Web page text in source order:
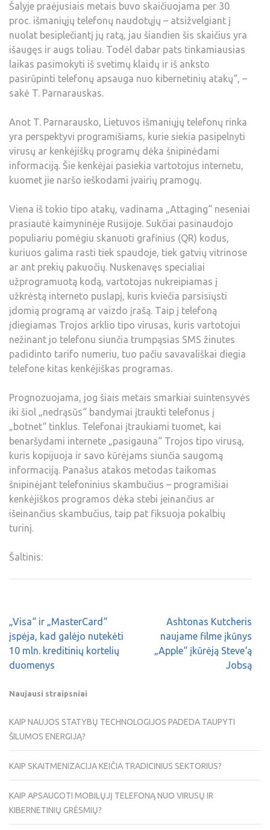
Šalyje praėjusiais metais buvo skaičiuojama per 30
proc. išmaniųjų telefonų naudotųjų – atsižvelgiant į
nuolat besiplečiantį jų ratą, jau šiandien šis skaičius yra
išaugęs ir augs toliau. Todėl dabar pats tinkamiausias
laikas pasimokyti iš svetimų klaidų ir iš anksto
pasirūpinti telefonų apsauga nuo kibernetinių atakų“, –
sakė T. Parnarauskas.
Anot T. Parnarausko, Lietuvos išmaniųjų telefonų rinka
yra perspektyvi programišiams, kurie siekia pasipelnyti
virusų ar kenkėjiškų programų dėka šnipinėdami
informaciją. Šie kenkėjai pasiekia vartotojus internetu,
kuomet jie naršo ieškodami įvairių pramogų.
Viena iš tokio tipo atakų, vadinama „Attaging“ neseniai
prasiautė kaimyninėje Rusijoje. Sukčiai pasinaudojo
populiariu pomėgiu skanuoti grafinius (QR) kodus,
kuriuos galima rasti tiek spaudoje, tiek gatvių vitrinose
ar ant prekių pakuočių. Nuskenavęs specialiai
užprogramuotą kodą, vartotojas nukreipiamas į
užkrėstą interneto puslapį, kuris kviečia parsisiųsti
įdomią programą ar vaizdo įrašą. Taip į telefoną
įdiegiamas Trojos arklio tipo virusas, kuris vartotojui
nežinant jo telefonu siunčia trumpąsias SMS žinutes
padidinto tarifo numeriu, tuo pačiu savavališkai diegia
telefone kitas kenkėjiškas programas.
Prognozuojama, jog šiais metais smarkiai suintensyvės
iki šiol „nedrąsūs“ bandymai įtraukti telefonus į
„botnet“ tinklus. Telefonai įtraukiami tuomet, kai
benaršydami internete „pasigauna“ Trojos tipo virusą,
kuris kopijuoja ir savo kūrėjams siunčia saugomą
informaciją. Panašus atakos metodas taikomas
šnipinėjant telefoninius skambučius – programišiai
kenkėjiškos programos dėka stebi įeinančius ar
išeinančius skambučius, taip pat fiksuoja pokalbių
turinį.
Šaltinis:
„Visa“ ir „MasterCard“
įspėja, kad galėjo nutekėti
10 mln. kreditinių kortelių
duomenys
Ashtonas Kutcheris
naujame filme įkūnys
„Apple“ įkūrėją Steve‘ą
Jobsą
Naujausi straipsniai
KAIP NAUJOS STATYBŲ TECHNOLOGIJOS PADEDA TAUPYTI
ŠILUMOS ENERGIJĄ?
KAIP SKAITMENIZACIJA KEIČIA TRADICINIUS SEKTORIUS?
KAIP APSAUGOTI MOBILŲJĮ TELEFONĄ NUO VIRUSŲ IR
KIBERNETINIŲ GRĖSMIŲ?